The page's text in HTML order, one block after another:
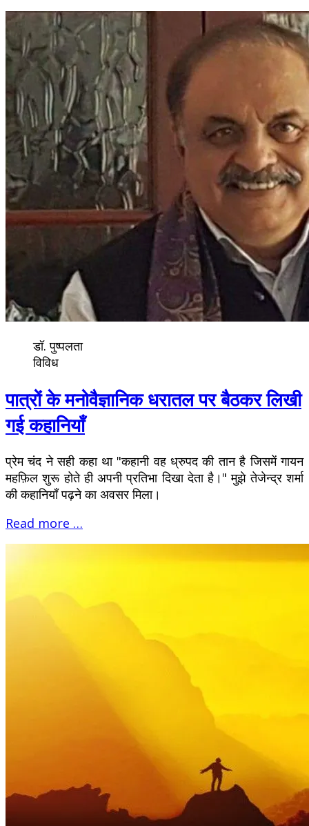
डॉ. पुष्पलता
विविध
पात्रों के मनोवैज्ञानिक धरातल पर बैठकर लिखी
गई कहानियाँ
प्रेम चंद ने सही कहा था "कहानी वह ध्रुपद की तान है जिसमें गायन
महफ़िल शुरू होते ही अपनी प्रतिभा दिखा देता है।" मुझे तेजेन्द्र शर्मा
की कहानियाँ पढ़ने का अवसर मिला।
Read more …